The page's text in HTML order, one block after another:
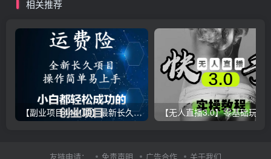
相关推荐
【副业项目4441期】最新长久稳定暴利项目，运费险全新玩法，日赚1000（包含详细教程，全程指导）
友链申请： 免责声明 广告合作 关于我们